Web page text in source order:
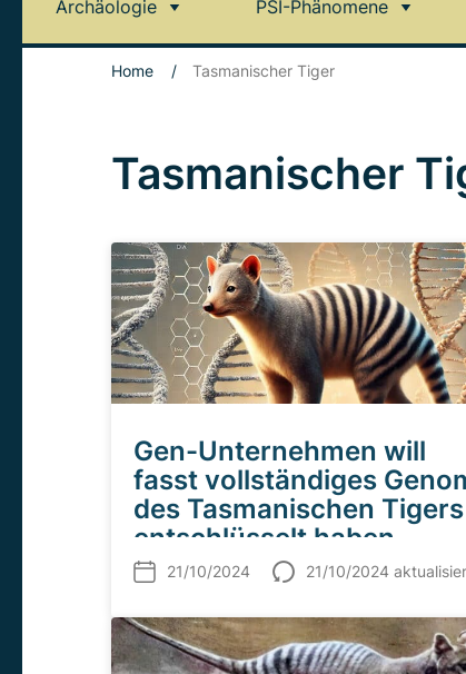
Archäologie PSI-Phänomene
Home / Tasmanischer Tiger
Tasmanischer
Gen-Unternehmen will
fasst vollständiges
des Tasmanischen Tigers
entschlüsselt haben
21/10/2024 21/10/2024